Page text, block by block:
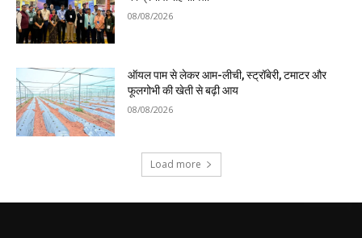
08/08/2026
ऑयल पाम से लेकर आम-लीची, स्ट्रॉबेरी, टमाटर और
फूलगोभी की खेती से बढ़ी आय
08/08/2026
Load more